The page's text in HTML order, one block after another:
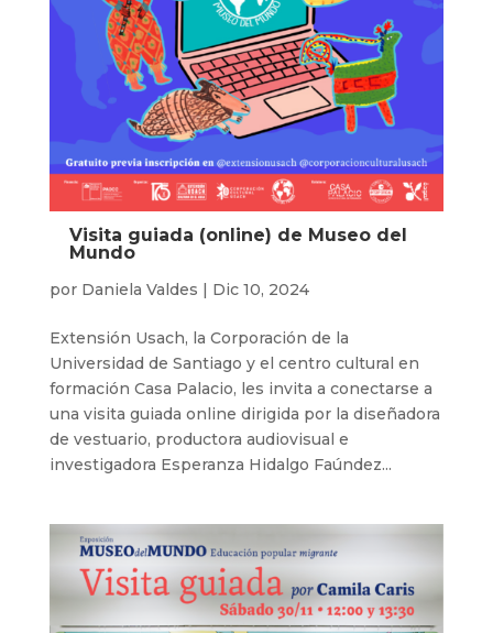
Visita guiada (online) de Museo del
Mundo
por Daniela Valdes Dic 10, 2024
Extensión Usach, la Corporación de la
Universidad de Santiago y el centro cultural en
formación Casa Palacio, les invita a conectarse a
una visita guiada online dirigida por la diseñadora
de vestuario, productora audiovisual e
investigadora Esperanza Hidalgo Faúndez...